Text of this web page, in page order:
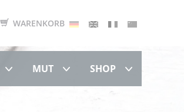
WARENKORB Deutsch
EnglishFrançais
中文
Forschung & Lehre
MUT MUT SHOP Shop